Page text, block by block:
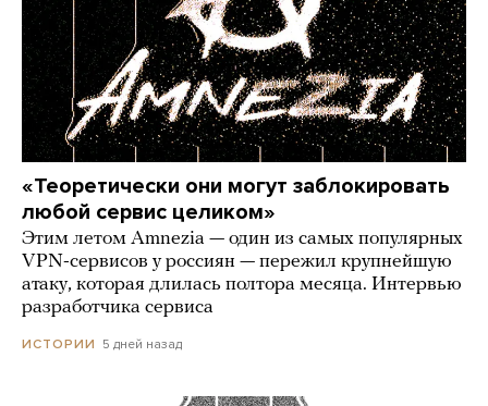
«Теоретически они могут заблокировать
любой сервис целиком»
Этим летом Amnezia — один из самых популярных
VPN-сервисов у россиян — пережил крупнейшую
атаку, которая длилась полтора месяца. Интервью
разработчика сервиса
ИСТОРИИ 5 дней назад